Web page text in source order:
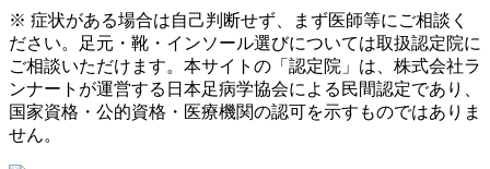
※ 症状がある場合は自己判断せず、まず医師等にご相談く
ださい。足元・靴・インソール選びについては取扱認定院に
ご相談いただけます。本サイトの「認定院」は、株式会社ラ
ンナートが運営する日本足病学協会による民間認定であり、
国家資格・公的資格・医療機関の認可を示すものではありま
せん。